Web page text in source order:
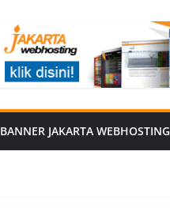
BANNER JAKARTA WEBHOSTING